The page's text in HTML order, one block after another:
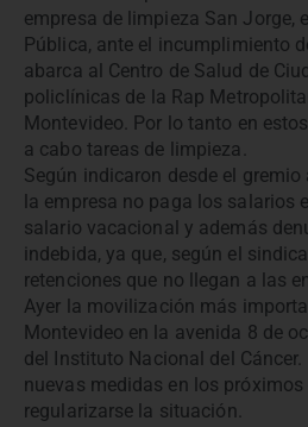
empresa de limpieza San Jorge,
Pública, ante el incumplimiento
abarca al Centro de Salud de
policlínicas de la Rap
Montevideo. Por lo tanto en
a cabo tareas de limpieza.
Según indicaron desde el
la empresa no paga los salarios
salario vacacional y además
indebida, ya que, según el
retenciones que no llegan a las
Ayer la movilización más
Montevideo en la avenida 8 de
del Instituto Nacional del
nuevas medidas en los próximos
regularizarse la situación.